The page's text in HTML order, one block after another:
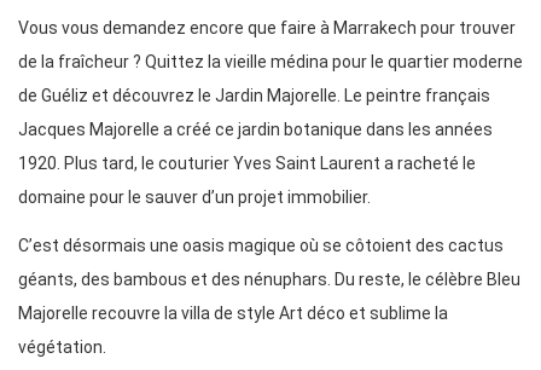
Vous vous demandez encore que faire à Marrakech pour trouver
de la fraîcheur ? Quittez la vieille médina pour le quartier moderne
de Guéliz et découvrez le Jardin Majorelle. Le peintre français
Jacques Majorelle a créé ce jardin botanique dans les années
1920. Plus tard, le couturier Yves Saint Laurent a racheté le
domaine pour le sauver d’un projet immobilier.
C’est désormais une oasis magique où se côtoient des cactus
géants, des bambous et des nénuphars. Du reste, le célèbre Bleu
Majorelle recouvre la villa de style Art déco et sublime la
végétation.